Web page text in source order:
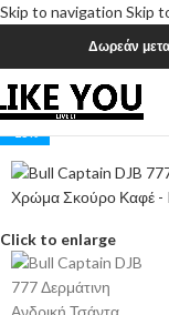
Skip to navigation Skip
Δωρεάν
-25%
Click to enlarge